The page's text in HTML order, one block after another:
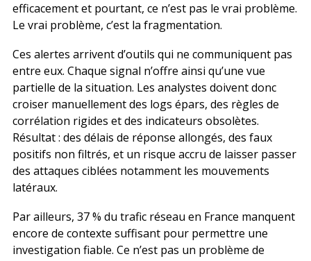
efficacement et pourtant, ce n’est pas le vrai problème.
Le vrai problème, c’est la fragmentation.
Ces alertes arrivent d’outils qui ne communiquent pas
entre eux. Chaque signal n’offre ainsi qu’une vue
partielle de la situation. Les analystes doivent donc
croiser manuellement des logs épars, des règles de
corrélation rigides et des indicateurs obsolètes.
Résultat : des délais de réponse allongés, des faux
positifs non filtrés, et un risque accru de laisser passer
des attaques ciblées notamment les mouvements
latéraux.
Par ailleurs, 37 % du trafic réseau en France manquent
encore de contexte suffisant pour permettre une
investigation fiable. Ce n’est pas un problème de